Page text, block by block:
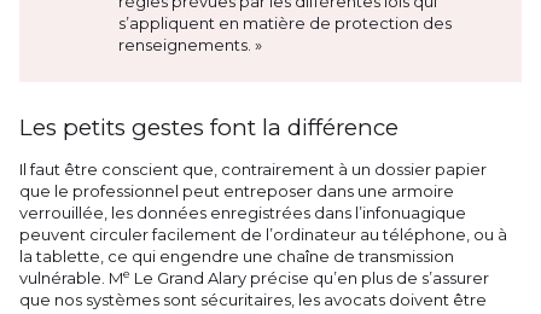
s’appliquent en matière de protection des
renseignements. »
Les petits gestes font la différence
Il faut être conscient que, contrairement à un dossier papier
que le professionnel peut entreposer dans une armoire
verrouillée, les données enregistrées dans l’infonuagique
peuvent circuler facilement de l’ordinateur au téléphone, ou à
la tablette, ce qui engendre une chaîne de transmission
vulnérable. Me Le Grand Alary précise qu’en plus de s’assurer
que nos systèmes sont sécuritaires, les avocats doivent être